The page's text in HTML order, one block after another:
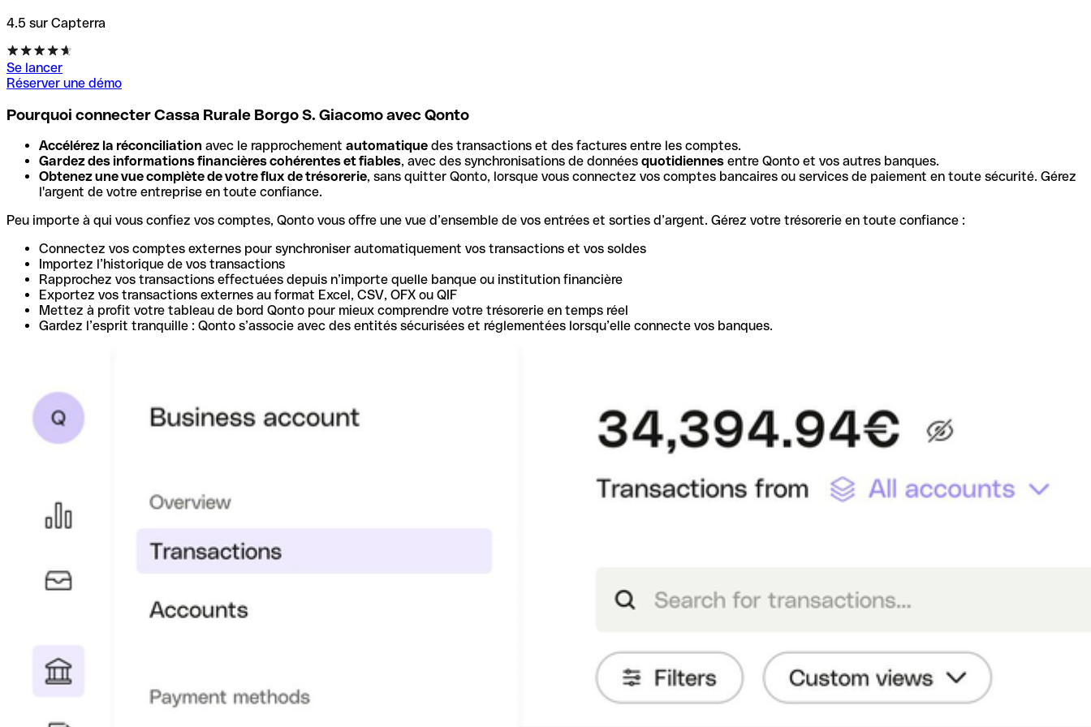
4.5 sur Capterra
Se lancer
Réserver une démo
Pourquoi connecter Cassa Rurale Borgo S. Giacomo avec Qonto
Accélérez la réconciliation avec le rapprochement automatique des transactions et des factures entre les comptes.
Gardez des informations financières cohérentes et fiables, avec des synchronisations de données quotidiennes entre Qonto et vos autres banques.
Obtenez une vue complète de votre flux de trésorerie, sans quitter Qonto, lorsque vous connectez vos comptes bancaires ou services de paiement en toute sécurité. Gérez
l'argent de votre entreprise en toute confiance.
Peu importe à qui vous confiez vos comptes, Qonto vous offre une vue d’ensemble de vos entrées et sorties d’argent. Gérez votre trésorerie en toute confiance :
Connectez vos comptes externes pour synchroniser automatiquement vos transactions et vos soldes
Importez l’historique de vos transactions
Rapprochez vos transactions effectuées depuis n’importe quelle banque ou institution financière
Exportez vos transactions externes au format Excel, CSV, OFX ou QIF
Mettez à profit votre tableau de bord Qonto pour mieux comprendre votre trésorerie en temps réel
Gardez l’esprit tranquille : Qonto s’associe avec des entités sécurisées et réglementées lorsqu’elle connecte vos banques.